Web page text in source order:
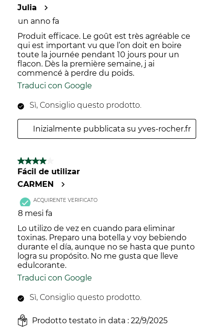
Julia
un anno fa
Produit efficace. Le goût est très agréable ce
qui est important vu que l’on doit en boire
toute la journée pendant 10 jours pour un
flacon. Dès la première semaine, j ai
commencé à perdre du poids.
Traduci con Google
Sì, Consiglio questo prodotto.
Inizialmente pubblicata su yves-rocher.fr
4 su 5 stelle.
Fácil de utilizar
CARMEN
ACQUIRENTE VERIFICATO
8 mesi fa
Lo utilizo de vez en cuando para eliminar
toxinas. Preparo una botella y voy bebiendo
durante el día, aunque no se hasta que punto
logra su propósito. No me gusta que lleve
edulcorante.
Traduci con Google
Sì, Consiglio questo prodotto.
Prodotto testato in data : 22/9/2025